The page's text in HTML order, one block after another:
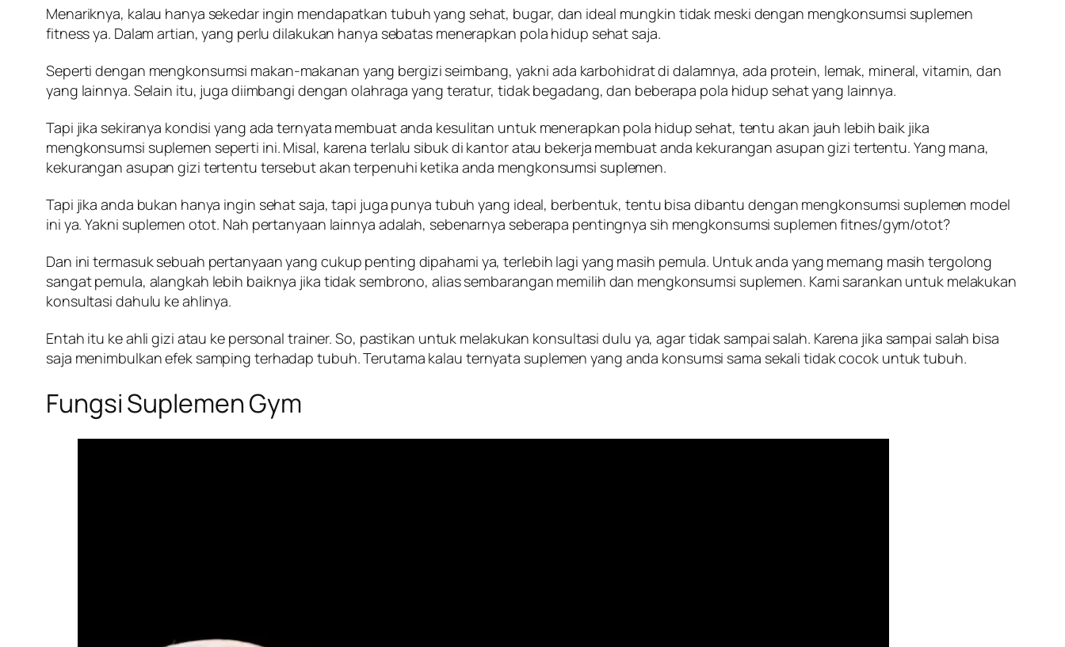
Menariknya, kalau hanya sekedar ingin mendapatkan tubuh yang sehat, bugar, dan ideal mungkin tidak meski dengan mengkonsumsi suplemen
fitness ya. Dalam artian, yang perlu dilakukan hanya sebatas menerapkan pola hidup sehat saja.
Seperti dengan mengkonsumsi makan-makanan yang bergizi seimbang, yakni ada karbohidrat di dalamnya, ada protein, lemak, mineral, vitamin, dan
yang lainnya. Selain itu, juga diimbangi dengan olahraga yang teratur, tidak begadang, dan beberapa pola hidup sehat yang lainnya.
Tapi jika sekiranya kondisi yang ada ternyata membuat anda kesulitan untuk menerapkan pola hidup sehat, tentu akan jauh lebih baik jika
mengkonsumsi suplemen seperti ini. Misal, karena terlalu sibuk di kantor atau bekerja membuat anda kekurangan asupan gizi tertentu. Yang mana,
kekurangan asupan gizi tertentu tersebut akan terpenuhi ketika anda mengkonsumsi suplemen.
Tapi jika anda bukan hanya ingin sehat saja, tapi juga punya tubuh yang ideal, berbentuk, tentu bisa dibantu dengan mengkonsumsi suplemen model
ini ya. Yakni suplemen otot. Nah pertanyaan lainnya adalah, sebenarnya seberapa pentingnya sih mengkonsumsi suplemen fitnes/gym/otot?
Dan ini termasuk sebuah pertanyaan yang cukup penting dipahami ya, terlebih lagi yang masih pemula. Untuk anda yang memang masih tergolong
sangat pemula, alangkah lebih baiknya jika tidak sembrono, alias sembarangan memilih dan mengkonsumsi suplemen. Kami sarankan untuk melakukan
konsultasi dahulu ke ahlinya.
Entah itu ke ahli gizi atau ke personal trainer. So, pastikan untuk melakukan konsultasi dulu ya, agar tidak sampai salah. Karena jika sampai salah bisa
saja menimbulkan efek samping terhadap tubuh. Terutama kalau ternyata suplemen yang anda konsumsi sama sekali tidak cocok untuk tubuh.
Fungsi Suplemen Gym